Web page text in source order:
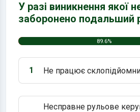
У разі виникнення якої
заборонено подальший
89.6%
Варіант 1:
1 Не працює
Несправне рульове